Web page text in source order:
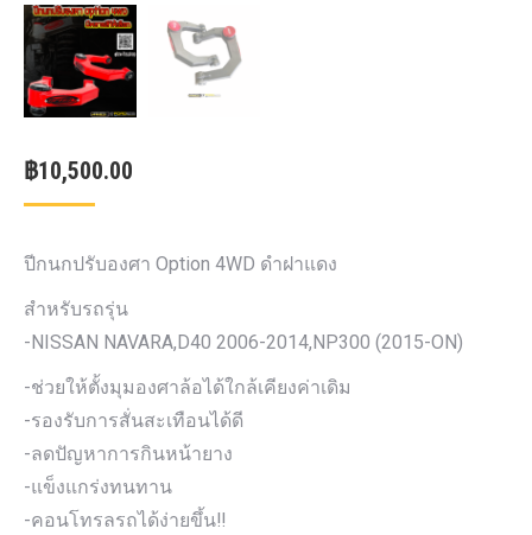
฿10,500.00
ปีกนกปรับองศา Option 4WD ดำฝาแดง
สำหรับรถรุ่น
-NISSAN NAVARA,D40 2006-2014,NP300 (2015-ON)
-ช่วยให้ตั้งมุมองศาล้อได้ใกล้เคียงค่าเดิม
-รองรับการสั่นสะเทือนได้ดี
-ลดปัญหาการกินหน้ายาง
-แข็งแกร่งทนทาน
-คอนโทรลรถได้ง่ายขึ้น‼️